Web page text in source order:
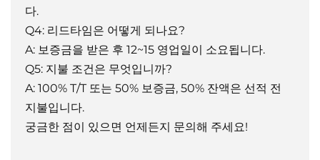
다.
Q4: 리드타임은 어떻게 되나요?
A: 보증금을 받은 후 12~15 영업일이 소요됩니다.
Q5: 지불 조건은 무엇입니까?
A: 100% T/T 또는 50% 보증금, 50% 잔액은 선적 전
지불입니다.
궁금한 점이 있으면 언제든지 문의해 주세요!